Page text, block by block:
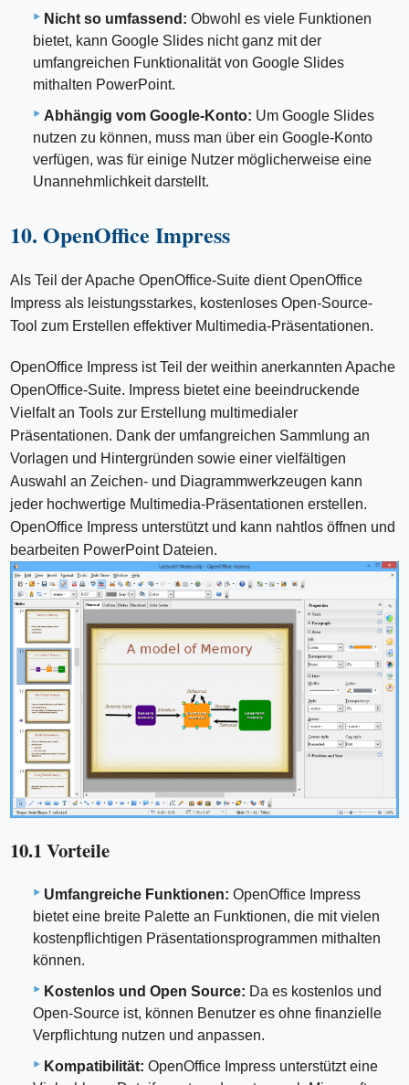
Nicht so umfassend: Obwohl es viele Funktionen
bietet, kann Google Slides nicht ganz mit der
umfangreichen Funktionalität von Google Slides
mithalten PowerPoint.
Abhängig vom Google-Konto: Um Google Slides
nutzen zu können, muss man über ein Google-Konto
verfügen, was für einige Nutzer möglicherweise eine
Unannehmlichkeit darstellt.
10. OpenOffice Impress
Als Teil der Apache OpenOffice-Suite dient OpenOffice
Impress als leistungsstarkes, kostenloses Open-Source-
Tool zum Erstellen effektiver Multimedia-Präsentationen.
OpenOffice Impress ist Teil der weithin anerkannten Apache
OpenOffice-Suite. Impress bietet eine beeindruckende
Vielfalt an Tools zur Erstellung multimedialer
Präsentationen. Dank der umfangreichen Sammlung an
Vorlagen und Hintergründen sowie einer vielfältigen
Auswahl an Zeichen- und Diagrammwerkzeugen kann
jeder hochwertige Multimedia-Präsentationen erstellen.
OpenOffice Impress unterstützt und kann nahtlos öffnen und
bearbeiten PowerPoint Dateien.
10.1 Vorteile
Umfangreiche Funktionen: OpenOffice Impress
bietet eine breite Palette an Funktionen, die mit vielen
kostenpflichtigen Präsentationsprogrammen mithalten
können.
Kostenlos und Open Source: Da es kostenlos und
Open-Source ist, können Benutzer es ohne finanzielle
Verpflichtung nutzen und anpassen.
Kompatibilität: OpenOffice Impress unterstützt eine